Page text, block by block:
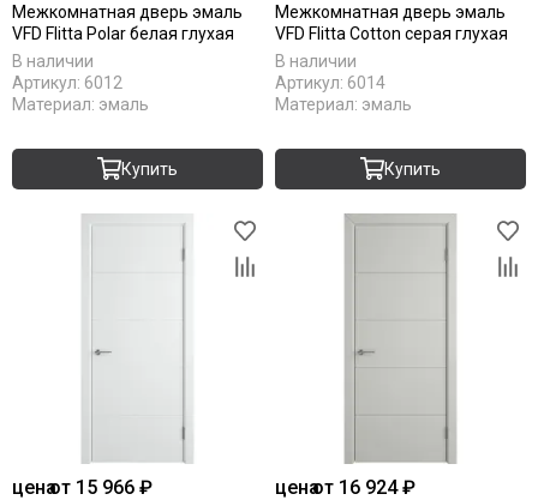
Межкомнатная дверь эмаль
VFD Flitta Polar белая глухая
В наличии
Артикул: 6012
Материал: эмаль
Купить
Межкомнатная дверь эмаль
VFD Flitta Cotton серая глухая
В наличии
Артикул: 6014
Материал: эмаль
Купить
ценаот 15 966 ₽ ценаот 16 924 ₽